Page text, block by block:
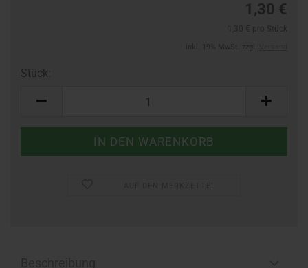
Ab dem 17.08.2026 versenden wir wieder wie gewohnt. Aufgrund des
1,30 €
Stück: